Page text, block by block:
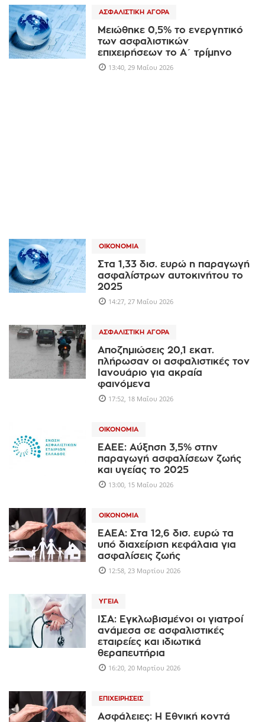
ΑΣΦΑΛΙΣΤΙΚΉ ΑΓΟΡΆ
Μειώθηκε 0,5% το ενεργητικό
των ασφαλιστικών
επιχειρήσεων το Α΄ τρίμηνο
13:40, 29 Μαΐου 2026
ΟΙΚΟΝΟΜΊΑ
Στα 1,33 δισ. ευρώ η παραγωγή
ασφαλίστρων αυτοκινήτου το
2025
14:27, 27 Μαΐου 2026
ΑΣΦΑΛΙΣΤΙΚΉ ΑΓΟΡΆ
Αποζημιώσεις 20,1 εκατ.
πλήρωσαν οι ασφαλιστικές τον
Ιανουάριο για ακραία
φαινόμενα
17:52, 18 Μαΐου 2026
ΟΙΚΟΝΟΜΊΑ
ΕΑΕΕ: Αύξηση 3,5% στην
παραγωγή ασφαλίσεων ζωής
και υγείας το 2025
13:00, 15 Μαΐου 2026
ΟΙΚΟΝΟΜΊΑ
EAEA: Στα 12,6 δισ. ευρώ τα
υπό διαχείριση κεφάλαια για
ασφαλίσεις ζωής
12:58, 23 Μαρτίου 2026
ΥΓΕΊΑ
ΙΣΑ: Εγκλωβισμένοι οι γιατροί
ανάμεσα σε ασφαλιστικές
εταιρείες και ιδιωτικά
θεραπευτήρια
16:20, 20 Μαρτίου 2026
ΕΠΙΧΕΙΡΉΣΕΙΣ
Ασφάλειες: Η Εθνική κοντά